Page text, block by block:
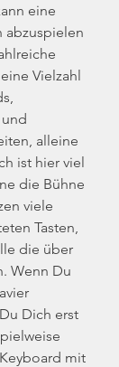
eine
abzuspielen
Vielzahl
alleine
ist hier viel
die Bühne
viele
Tasten,
die über
Wenn Du
Dich erst
mit